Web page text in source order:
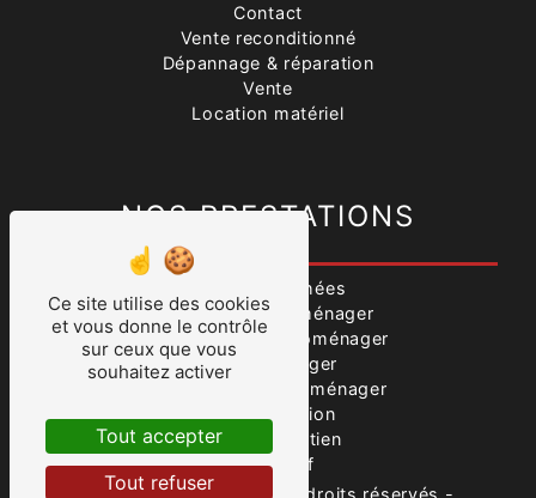
Contact
Vente reconditionné
Dépannage & réparation
Vente
Location matériel
NOS PRESTATIONS
Pièces détachées
Vente produits ménager
Dépannage électroménager
Électroménager
Réparation électroménager
Vente occasion
Conseil entretien
Vente neuf
Vistalid- 2026 - Tous droits réservés -
Ce site utilise des cookies
et vous donne le contrôle
sur ceux que vous
souhaitez activer
Tout accepter
Tout refuser